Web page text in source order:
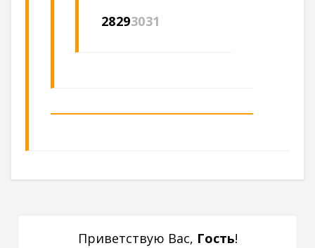
28293031
Приветствую Вас, Гость!